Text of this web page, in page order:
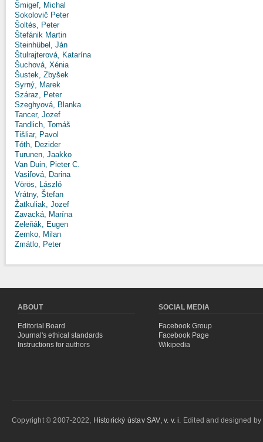
Šmigeľ, Michal
Sokolovič Peter
Šoltés, Peter
Štefánik Martin
Steinhübel, Ján
Štulrajterová, Katarína
Šuchová, Xénia
Šustek, Zbyšek
Syrný, Marek
Száraz, Peter
Szeghyová, Blanka
Tancer, Jozef
Tandlich, Tomáš
Tišliar, Pavol
Tóth, Dezider
Turunen, Jaakko
Van Duin, Pieter C.
Vasiľová, Darina
Vörös, László
Vrátny, Štefan
Žatkuliak, Jozef
Zavacká, Marína
Zeleňák, Eugen
Zemko, Milan
Zmátlo, Peter
ABOUT
Editorial Board
Journal's ethical standards
Instructions for authors
SOCIAL MEDIA
Facebook Group
Facebook Page
Wikipedia
Copyright © 2007-2022, Historický ústav SAV, v. v. i. Edited and designed by